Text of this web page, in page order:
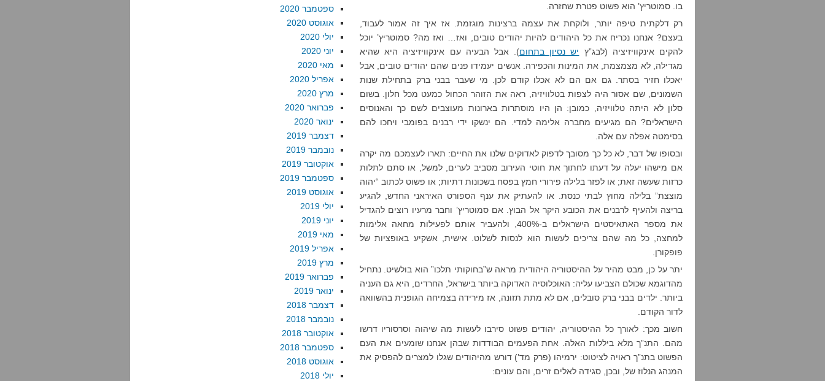
בו. סמוטריץ’ הוא פשוט פטרת שחזרה.
רק דלקתית טיפה יותר, ולוקחת את עצמה ברצינות מוגזמת. אז איך זה אמור לעבוד,
בעצם? אנחנו נכריח את כל היהודים להיות יהודים טובים, ואז… ואז מה? סמוטריץ’ יוכל
להקים אינקוויזיציה (לבג”ץ יש נסיון בתחום). אבל הבעיה עם אינקוויזיציה היא שהיא
מגדילה, לא מצמצמת, את המינות והכפירה. אנשים יעמידו פנים שהם יהודים טובים, אבל
יאכלו חזיר בסתר. גם אם הם לא אכלו קודם לכן. מי שעבר בבני ברק בתחילת שנות
השמונים, שם אסור היה לצפות בטלוויזיה, ראה את הזוהר הכחול כמעט מכל חלון. בשום
סלון לא היתה טלוויזיה, כמובן: הן היו מוסתרות בארונות מעוצבים לשם כך והאנוסים
הישראלים? הם מגיעים מחברה אלימה למדי. הם ינשקו ידי רבנים בפומבי ויחכו להם
בסימטה אפלה עם אלה.
ובסופו של דבר, לא כל כך מסובך לדפוק לאדוקים שלנו את החיים: תארו לעצמכם מה יקרה
אם מישהו יעלה על דעתו לחתוך את חוטי העירוב מסביב לערים, למשל, או סתם לתלות
כרזות שעשה זאת; או לפזר בלילה פירורי חמץ בפסח בשכונות דתיות; או פשוט לכתוב “יהוה
מוצצת” בלילה מחוץ לבתי כנסת. או להעתיק את ענף הספורט האיראני החדש, להגיע
בריצה ולהעיף לרבנים את הכובע היקר אל הבוץ. אם סמוטריץ’ וחבר מרעיו רוצים להגדיל
את מספר האתאיסטים הישראלים ב-400%, ולהעביר אותם לפעילות מחאה אלימות
למחצה, כל מה שהם צריכים לעשות הוא לנסות לשלוט. אישית, אשקיע באופציות של
פופקורן.
יתר על כן, מבט מהיר על ההיסטוריה היהודית מראה ש”בחוקותי תלכו” הוא בולשיט. נתחיל
מהדוגמא שכולם הצביעו עליה: האוכלוסיה האדוקה ביותר בישראל, החרדים, היא גם העניה
ביותר. ילדים בבני ברק סובלים, אם לא מתת תזונה, אז מירידה בצמיחה הגופנית בהשוואה
לדור הקודם.
חשוב מכך: לאורך כל ההיסטוריה, יהודים פשוט סירבו לעשות מה שיהוה וסרסוריו דרשו
מהם. התנ”ך מלא ביללות האלה. אחת הפעמים הבודדות שבהן אנחנו שומעים את העם
הפשוט בתנ”ך ראויה לציטוט: ירמיהו (פרק מד’) דורש מהיהודים שגלו למצרים להפסיק את
המנהג הנלוז של, ובכן, סגידה לאלים זרים, והם עונים:
ספטמבר 2020
אוגוסט 2020
יולי 2020
יוני 2020
מאי 2020
אפריל 2020
מרץ 2020
פברואר 2020
ינואר 2020
דצמבר 2019
נובמבר 2019
אוקטובר 2019
ספטמבר 2019
אוגוסט 2019
יולי 2019
יוני 2019
מאי 2019
אפריל 2019
מרץ 2019
פברואר 2019
ינואר 2019
דצמבר 2018
נובמבר 2018
אוקטובר 2018
ספטמבר 2018
אוגוסט 2018
יולי 2018